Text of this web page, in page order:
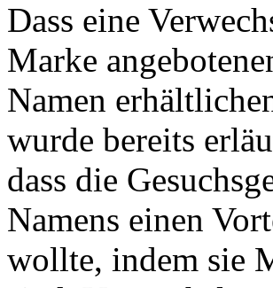
Dass eine
Marke
Namen
wurde bereits
dass die
Namens einen
wollte, indem sie